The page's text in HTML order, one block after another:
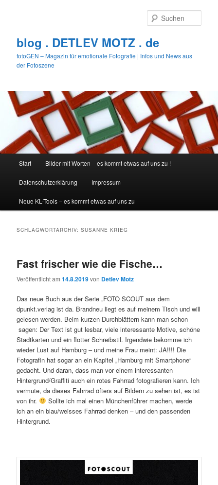
blog . DETLEV MOTZ . de
fotoGEN – Magazin für emotionale Fotografie | Infos und News aus
der Fotoszene
Start Bilder mit Worten – es kommt etwas auf uns zu !
Datenschutzerklärung Impressum
Neue KL-Tools – es kommt etwas auf uns zu
SCHLAGWORTARCHIV:SUSANNE KRIEG
Fast frischer wie die Fische…
Veröffentlicht am14.8.2019von Detlev Motz
Das neue Buch aus der Serie „FOTO SCOUT aus dem
dpunkt.verlag ist da. Brandneu liegt es auf meinem Tisch und will
gelesen werden. Beim kurzen Durchblättern kann man schon
sagen: Der Text ist gut lesbar, viele interessante Motive, schöne
Stadtkarten und ein flotter Schreibstil. Irgendwie bekomme ich
wieder Lust auf Hamburg – und meine Frau meint: JA!!!! Die
Fotografin hat sogar an ein Kapitel „Hamburg mit Smartphone“
gedacht. Und daran, dass man vor einem interessanten
Hintergrund/Graffiti auch ein rotes Fahrrad fotografieren kann. Ich
vermute, da dieses Fahrrad öfters auf Bildern zu sehen ist, es ist
von ihr.
Sollte ich mal einen Münchenführer machen, werde
ich an ein blau/weisses Fahrrad denken – und den passenden
Hintergrund.